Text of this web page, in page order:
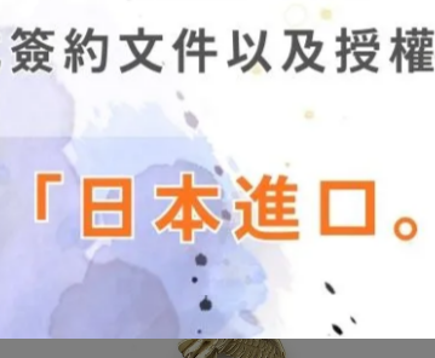
【Palnart Poc 官方正品】HA037 森
林深處 森林的午後 髮夾 Afternoon
Fores
NT$1,674 NT$1,860